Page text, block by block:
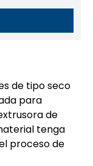
de tipo seco
para
de
tenga
proceso de